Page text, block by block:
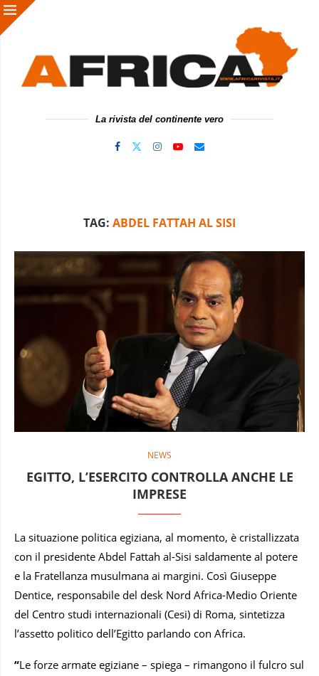
La rivista del continente vero
TAG: ABDEL FATTAH AL SISI
NEWS
EGITTO, L’ESERCITO CONTROLLA ANCHE LE
IMPRESE
La situazione politica egiziana, al momento, è cristallizzata
con il presidente Abdel Fattah al-Sisi saldamente al potere
e la Fratellanza musulmana ai margini. Così Giuseppe
Dentice, responsabile del desk Nord Africa-Medio Oriente
del Centro studi internazionali (Cesi) di Roma, sintetizza
l’assetto politico dell’Egitto parlando con Africa.
“Le forze armate egiziane – spiega – rimangono il fulcro sul